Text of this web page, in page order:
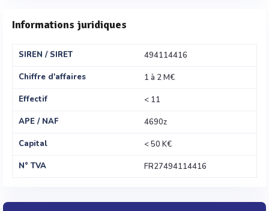
Informations juridiques
SIREN / SIRET
494114416
Chiffre d'affaires
1 à 2 M€
Effectif
< 11
APE / NAF
4690z
Capital
< 50 K€
N° TVA
FR27494114416